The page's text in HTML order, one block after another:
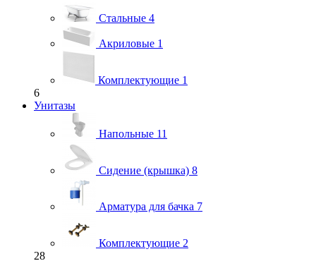
Стальные 4
Акриловые 1
Комплектующие 1
6
Унитазы
Напольные 11
Сидение (крышка) 8
Арматура для бачка 7
Комплектующие 2
28